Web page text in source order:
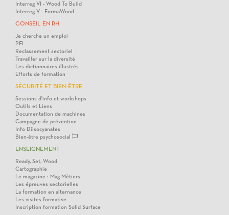
Interreg VI - Wood To Build
Interreg V - FormaWood
CONSEIL EN RH
Je cherche un emploi
PFI
Reclassement sectoriel
Travailler sur la diversité
Les dictionnaires illustrés
Efforts de formation
SÉCURITÉ ET BIEN-ÊTRE
Sessions d'info et workshops
Outils et Liens
Documentation de machines
Campagne de prévention
Info Diisocyanates
Bien-être psychosocial
ENSEIGNEMENT
Ready, Set, Wood
Cartographie
Le magazine : Mag Métiers
Les épreuves sectorielles
La formation en alternance
Les visites formative
Inscription formation Solid Surface